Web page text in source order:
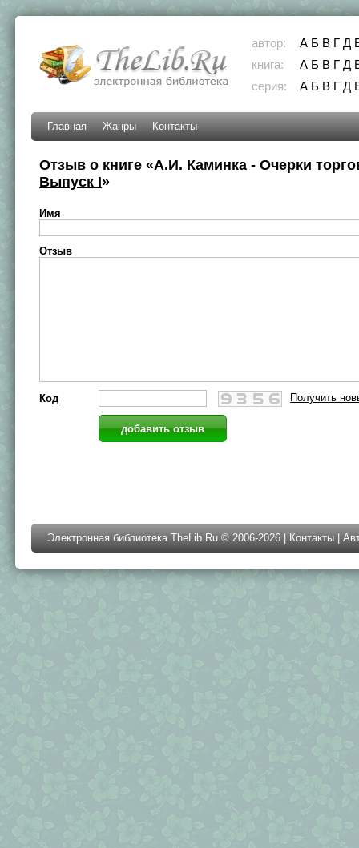
автор: А Б В Г Д
книга:
А Б В Г Д
серия:
А Б В Г Д
Главная Жанры Контакты
Отзыв о книге «А.И. Каминка - Очерки
Выпуск I»
Имя
Отзыв
Код Получить
Электронная библиотека TheLib.Ru © 2006-2026 | Контакты |